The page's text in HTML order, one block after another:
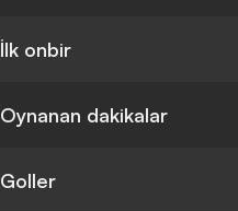
İlk onbir
Oynanan dakikalar
Goller